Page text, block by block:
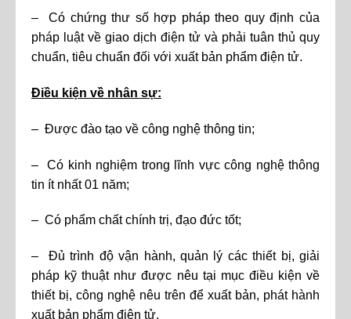
– Có chứng thư số hợp pháp theo quy định của
pháp luật về giao dịch điện tử và phải tuân thủ quy
chuẩn, tiêu chuẩn đối với xuất bản phẩm điện tử.
Điều kiện về nhân sự:
– Được đào tạo về công nghệ thông tin;
– Có kinh nghiệm trong lĩnh vực công nghệ thông
tin ít nhất 01 năm;
– Có phẩm chất chính trị, đạo đức tốt;
– Đủ trình độ vận hành, quản lý các thiết bị, giải
pháp kỹ thuật như được nêu tại mục điều kiện về
thiết bị, công nghệ nêu trên để xuất bản, phát hành
xuất bản phẩm điện tử.